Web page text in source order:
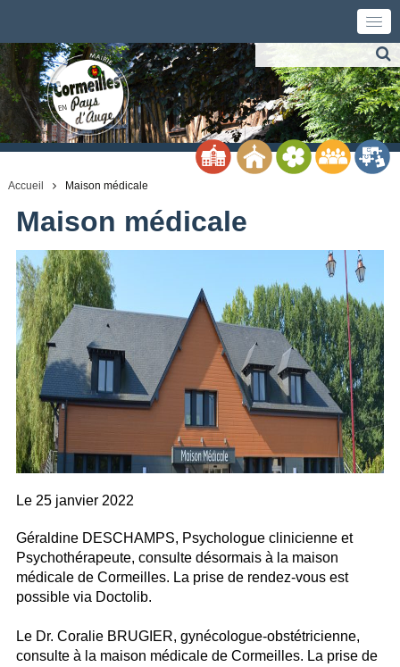
Accueil Maison médicale
Maison médicale
Le 25 janvier 2022
Géraldine DESCHAMPS, Psychologue clinicienne et
Psychothérapeute, consulte désormais à la maison
médicale de Cormeilles. La prise de rendez-vous est
possible via Doctolib.
Le Dr. Coralie BRUGIER, gynécologue-obstétricienne,
consulte à la maison médicale de Cormeilles. La prise de